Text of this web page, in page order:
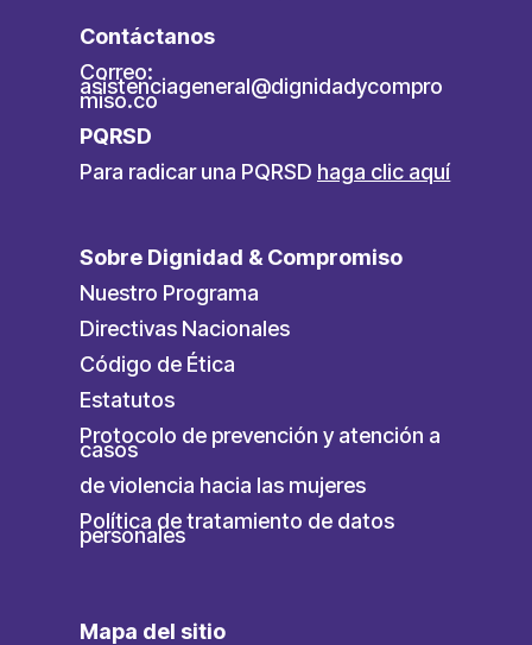
Contáctanos
Correo:
asistenciageneral@dignidadycompro
miso.co
PQRSD
Para radicar una PQRSD haga clic aquí
Sobre Dignidad & Compromiso
Nuestro Programa
Directivas Nacionales
Código de Ética
Estatutos
Protocolo de prevención y atención a
casos
de violencia hacia las mujeres
Política de tratamiento de datos
personales
Mapa del sitio